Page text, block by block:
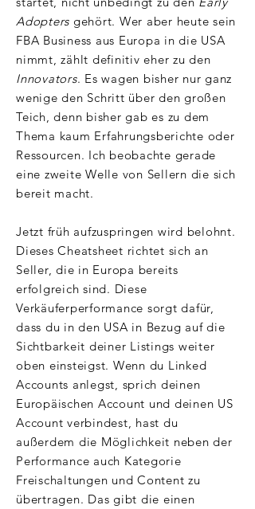
Adopters gehört. Wer aber heute sein
FBA Business aus Europa in die USA
nimmt, zählt definitiv eher zu den
Innovators. Es wagen bisher nur ganz
wenige den Schritt über den großen
Teich, denn bisher gab es zu dem
Thema kaum Erfahrungsberichte oder
Ressourcen. Ich beobachte gerade
eine zweite Welle von Sellern die sich
bereit macht.
Jetzt früh aufzuspringen wird belohnt.
Dieses Cheatsheet richtet sich an
Seller, die in Europa bereits
erfolgreich sind. Diese
Verkäuferperformance sorgt dafür,
dass du in den USA in Bezug auf die
Sichtbarkeit deiner Listings weiter
oben einsteigst. Wenn du Linked
Accounts anlegst, sprich deinen
Europäischen Account und deinen US
Account verbindest, hast du
außerdem die Möglichkeit neben der
Performance auch Kategorie
Freischaltungen und Content zu
übertragen. Das gibt die einen